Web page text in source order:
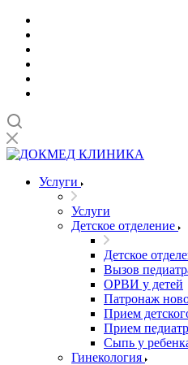
Услуги
Услуги
Детское отделение
Детское
Вызов
ОРВИ у детей
Патронаж
Прием
Прием
Сыпь у
Гинекология